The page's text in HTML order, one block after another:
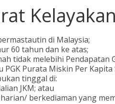
Kelayakan
di Malaysia;
60 tahun dan ke atas;
tidak melebihi Pendapatan
PGK Purata Miskin Per Kapita
tinggal di:
JKM; atau
berkediaman yang